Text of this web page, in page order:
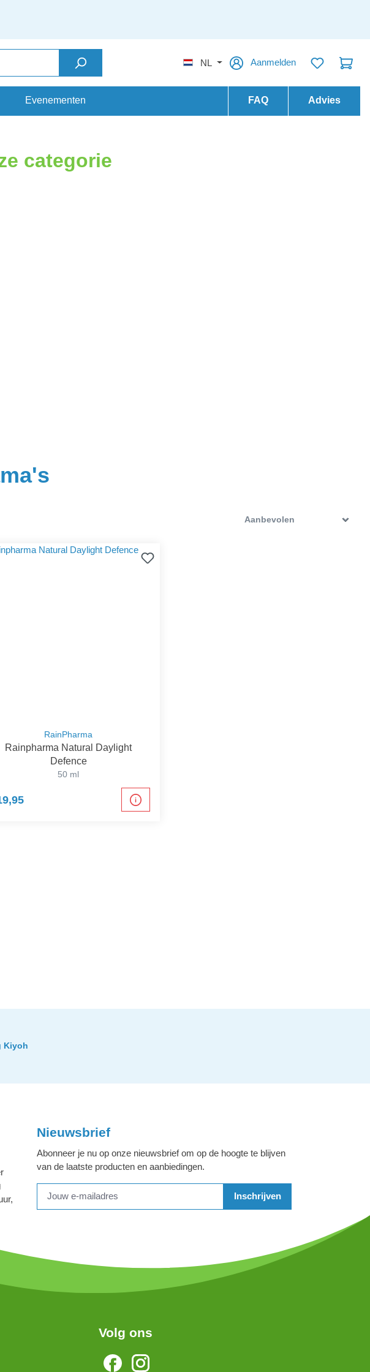
NL Aanmelden
Evenementen FAQ Advies
categorie
RainPharma
Rainpharma Natural Daylight
Defence
50 ml
Kiyoh
Nieuwsbrief
Abonneer je nu op onze nieuwsbrief om op de hoogte te blijven
van de laatste producten en aanbiedingen.
Inschrijven
Volg ons